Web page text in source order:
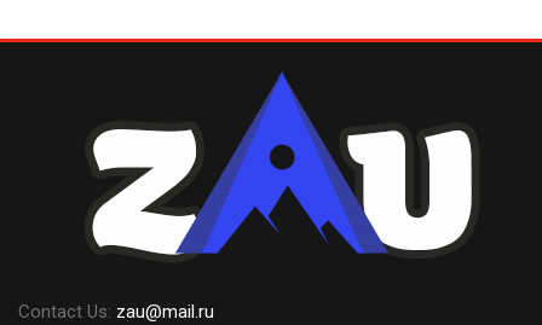
Contact Us: zau@mail.ru